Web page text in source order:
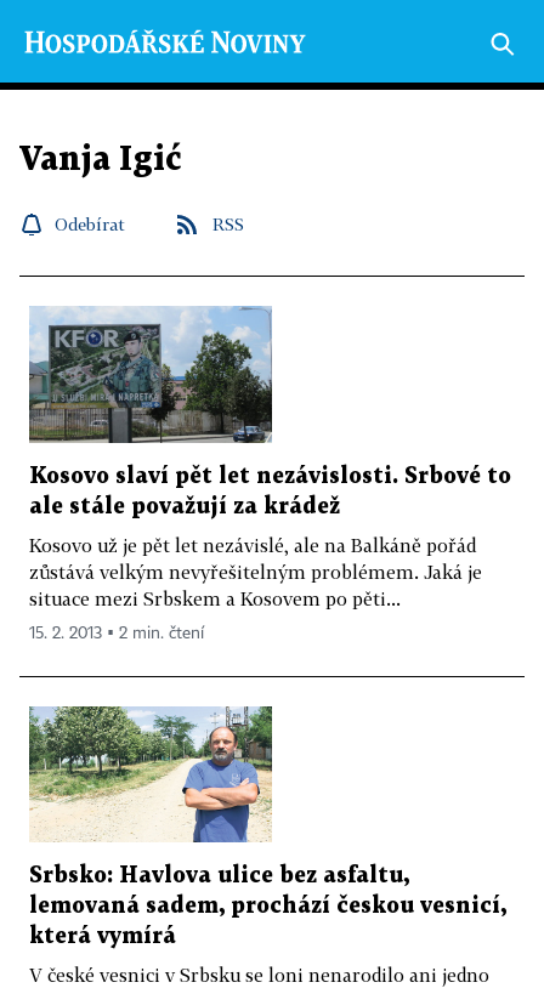
Vanja Igić
Odebírat RSS
Kosovo slaví pět let nezávislosti. Srbové to
ale stále považují za krádež
Kosovo už je pět let nezávislé, ale na Balkáně pořád
zůstává velkým nevyřešitelným problémem. Jaká je
situace mezi Srbskem a Kosovem po pěti...
15. 2. 2013 ▪ 2 min. čtení
Srbsko: Havlova ulice bez asfaltu,
lemovaná sadem, prochází českou vesnicí,
která vymírá
V české vesnici v Srbsku se loni nenarodilo ani jedno